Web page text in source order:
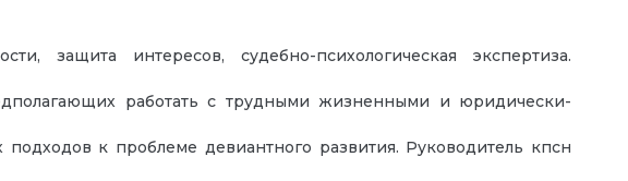
защита интересов, судебно-психологическая экспертиза.
работать с трудными жизненными и юридически-
к проблеме девиантного развития. Руководитель кпсн